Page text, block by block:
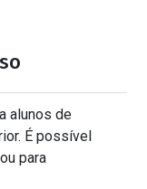
alunos de
É possível
para